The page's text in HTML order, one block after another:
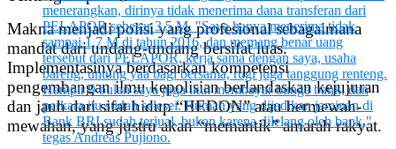
Makna menjadi polisi yang profesional sebagaimana
mandat dari undang-undang bersifat luas.
Implementasinya berdasarkan kompetensi
pengembangan ilmu kepolisian berlandaskan kejujuran
dan jauh dari sifat hidup “HEDON” atau bermewah-
mewahan, yang justru akan “memantik” amarah rakyat.